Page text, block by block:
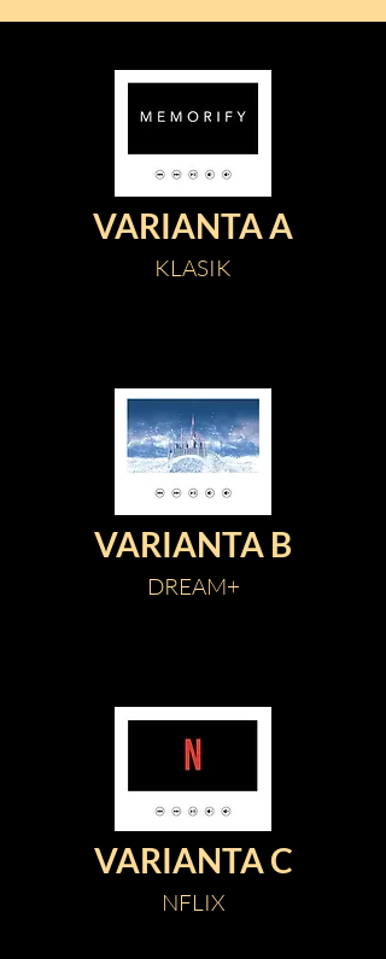
VARIANTA A
KLASIK
VARIANTA B
DREAM+
VARIANTA C
NFLIX